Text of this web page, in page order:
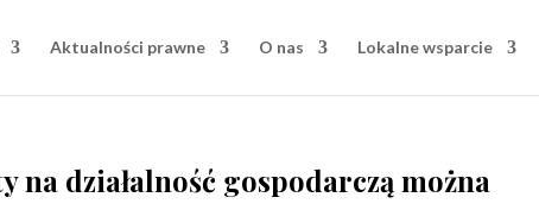
Aktualności prawne O nas Lokalne wsparcie
działalność gospodarczą można